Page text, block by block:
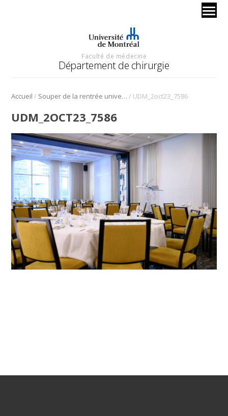
Faculté de médecine
Département de chirurgie
Accueil / Souper de la rentrée universitaire du 2 octobre 2023 / UDM_2oct23_7586
UDM_2OCT23_7586